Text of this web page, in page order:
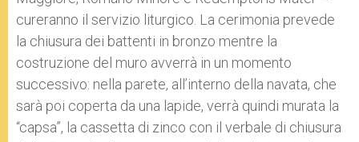
cureranno il servizio liturgico. La cerimonia prevede
la chiusura dei battenti in bronzo mentre la
costruzione del muro avverrà in un momento
successivo: nella parete, all’interno della navata, che
sarà poi coperta da una lapide, verrà quindi murata la
“capsa”, la cassetta di zinco con il verbale di chiusura